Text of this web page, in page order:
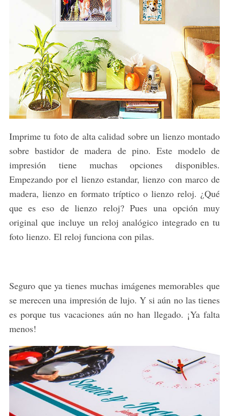
Imprime tu foto de alta calidad sobre un lienzo montado
sobre bastidor de madera de pino. Este modelo de
impresión tiene muchas opciones disponibles.
Empezando por el lienzo estandar, lienzo con marco de
madera, lienzo en formato tríptico o lienzo reloj. ¿Qué
que es eso de lienzo reloj? Pues una opción muy
original que incluye un reloj analógico integrado en tu
foto lienzo. El reloj funciona con pilas.
Seguro que ya tienes muchas imágenes memorables que
se merecen una impresión de lujo. Y si aún no las tienes
es porque tus vacaciones aún no han llegado. ¡Ya falta
menos!